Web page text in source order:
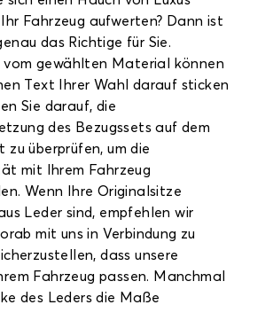
Fahrzeug aufwerten? Dann ist
das Richtige für Sie.
vom gewählten Material können
Text Ihrer Wahl darauf sticken
Sie darauf, die
des Bezugssets auf dem
zu überprüfen, um die
mit Ihrem Fahrzeug
Wenn Ihre Originalsitze
Leder sind, empfehlen wir
mit uns in Verbindung zu
dass unsere
Fahrzeug passen. Manchmal
des Leders die Maße